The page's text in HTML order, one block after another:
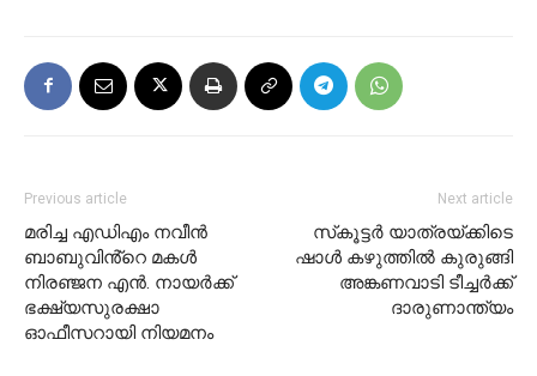
Previous article
മരിച്ച എഡിഎം നവീൻ
ബാബുവിൻ്റെ മകൾ
നിരഞ്ജന എൻ. നായർക്ക്
ഭക്ഷ്യസുരക്ഷാ
ഓഫീസറായി നിയമനം
Next article
സ്‌കൂട്ടർ യാത്രയ്ക്കിടെ
ഷാൾ കഴുത്തിൽ കുരുങ്ങി
അങ്കണവാടി ടീച്ചർക്ക്
ദാരുണാന്ത്യം